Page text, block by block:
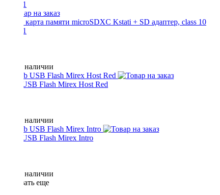
64 Gb карта памяти microSDXC Kstati + SD адаптер, class 10
UHS-1
Нет в наличии
8 Gb USB Flash Mirex Host Red
Нет в наличии
8 Gb USB Flash Mirex Intro
Нет в наличии
Показать еще